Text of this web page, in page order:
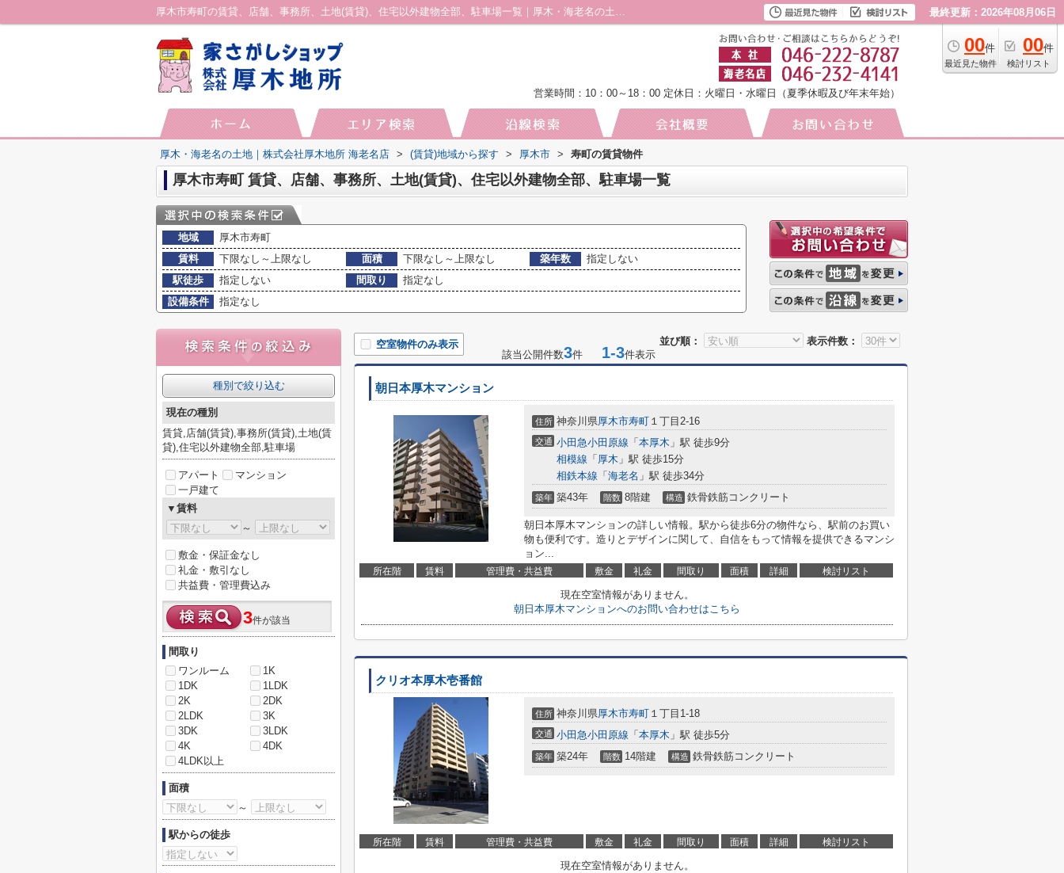
厚木市寿町の賃貸、店舗、事務所、土地(賃貸)、住宅以外建物全部、駐車場一覧｜厚木・海老名の土地｜株式会社厚木地所 海老名店 最終更新：2026年08月06日
00件
最近見た物件
00件
検討リスト
営業時間：10：00～18：00 定休日：火曜日・水曜日（夏季休暇及び年末年始）
厚木・海老名の土地｜株式会社厚木地所 海老名店 > (賃貸)地域から探す > 厚木市 > 寿町の賃貸物件
厚木市寿町 賃貸、店舗、事務所、土地(賃貸)、住宅以外建物全部、駐車場一覧
地域
厚木市寿町
賃料
下限なし～上限なし 面積 下限なし～上限なし 築年数
指定しない
駅徒歩
指定しない 間取り
指定なし
設備条件
指定なし
並び順： 表示件数：
空室物件のみ表示
該当公開件数3件 1-3件表示
朝日本厚木マンション
住所 神奈川県厚木市寿町 １丁目2-16
交通 小田急小田原線 「 本厚木 」駅 徒歩9分
相模線 「 厚木 」駅 徒歩15分
相鉄本線 「 海老名 」駅 徒歩34分
築年 築43年 階数 8階建 構造 鉄骨鉄筋コンクリート
朝日本厚木マンションの詳しい情報。駅から徒歩6分の物件なら、駅前のお買い
物も便利です。造りとデザインに関して、自信をもって情報を提供できるマンシ
ョン...
所在階 賃料 管理費・共益費 敷金 礼金 間取り 面積 詳細 検討リスト
現在空室情報がありません。
朝日本厚木マンションへのお問い合わせはこちら
クリオ本厚木壱番館
住所 神奈川県厚木市寿町 １丁目1-18
交通 小田急小田原線 「 本厚木 」駅 徒歩5分
築年 築24年 階数 14階建 構造 鉄骨鉄筋コンクリート
所在階 賃料 管理費・共益費 敷金 礼金 間取り 面積 詳細 検討リスト
現在空室情報がありません。
種別で絞り込む
現在の種別
賃貸,店舗(賃貸),事務所(賃貸),土地(賃
貸),住宅以外建物全部,駐車場
アパート
マンション
一戸建て
▼賃料
～
敷金・保証金なし
礼金・敷引なし
共益費・管理費込み
3件が該当
間取り
ワンルーム
1K
1DK
1LDK
2K
2DK
2LDK
3K
3DK
3LDK
4K
4DK
4LDK以上
面積
～
駅からの徒歩